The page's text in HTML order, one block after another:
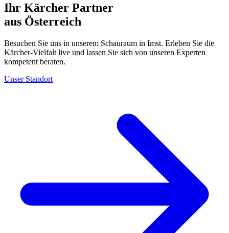
Ihr Kärcher Partner
aus Österreich
Besuchen Sie uns in unserem Schauraum in Imst. Erleben Sie die
Kärcher-Vielfalt live und lassen Sie sich von unseren Experten
kompetent beraten.
Unser Standort